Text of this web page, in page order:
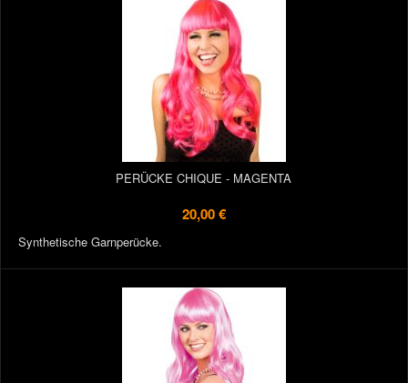
PERÜCKE CHIQUE - MAGENTA
20,00 €
Synthetische Garnperücke.